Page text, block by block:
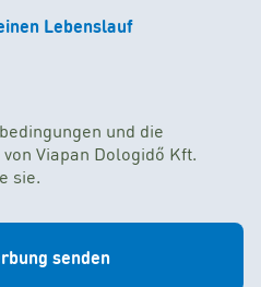
Lebenslauf
und die
Viapan Dologidő Kft.
sie.
senden